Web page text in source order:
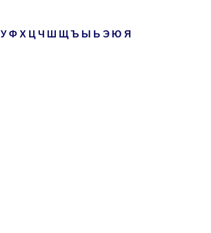
У Ф Х Ц Ч Ш Щ Ъ Ы Ь Э Ю Я